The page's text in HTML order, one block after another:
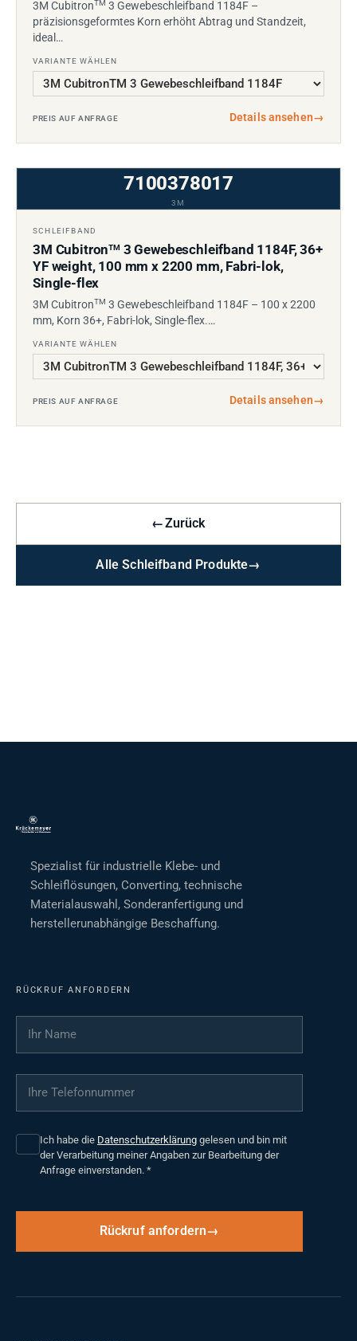
3M CubitronTM 3 Gewebeschleifband 1184F –
präzisionsgeformtes Korn erhöht Abtrag und Standzeit,
ideal…
VARIANTE WÄHLEN
PREIS AUF ANFRAGE Details ansehen→
7100378017
3M
SCHLEIFBAND
3M CubitronTM3 Gewebeschleifband 1184F, 36+
YF weight, 100 mm x 2200 mm, Fabri-lok,
Single-flex
3M CubitronTM 3 Gewebeschleifband 1184F – 100 x 2200
mm, Korn 36+, Fabri-lok, Single-flex.…
VARIANTE WÄHLEN
PREIS AUF ANFRAGE Details ansehen→
←Zurück
Alle Schleifband Produkte→
Spezialist für industrielle Klebe- und
Schleiflösungen, Converting, technische
Materialauswahl, Sonderanfertigung und
herstellerunabhängige Beschaffung.
RÜCKRUF ANFORDERN
Ihr Name
Ihre Telefonnummer
Ich habe die Datenschutzerklärung gelesen und bin mit
der Verarbeitung meiner Angaben zur Bearbeitung der
Anfrage einverstanden. *
Rückruf anfordern